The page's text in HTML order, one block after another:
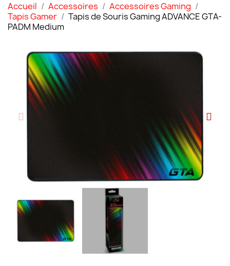
Accueil Accessoires
Accessoires Gaming
Tapis Gamer
Tapis de Souris Gaming ADVANCE GTA-
PADM Medium